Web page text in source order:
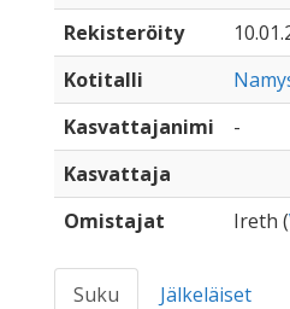
Rekisteröity
Kotitalli
Kasvattajanimi
-
Kasvattaja
Omistajat
Ireth (
Suku Jälkeläiset